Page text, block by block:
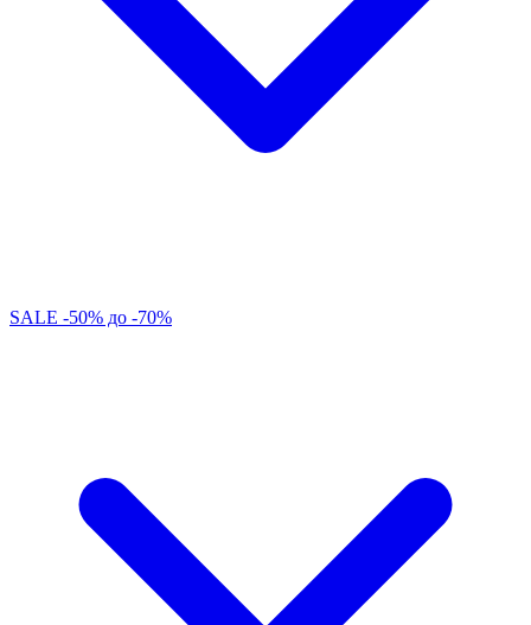
SALE -50% до -70%